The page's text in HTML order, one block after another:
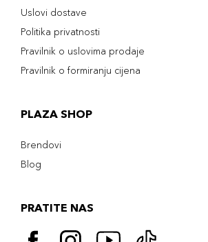
Uslovi dostave
Politika privatnosti
Pravilnik o uslovima prodaje
Pravilnik o formiranju cijena
PLAZA SHOP
Brendovi
Blog
PRATITE NAS